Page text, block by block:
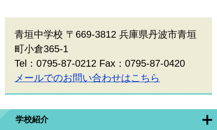
学校紹介
青垣中学校 〒669-3812 兵庫県丹波市青垣
町小倉365-1
Tel：0795-87-0212 Fax：0795-87-0420
メールでのお問い合わせはこちら